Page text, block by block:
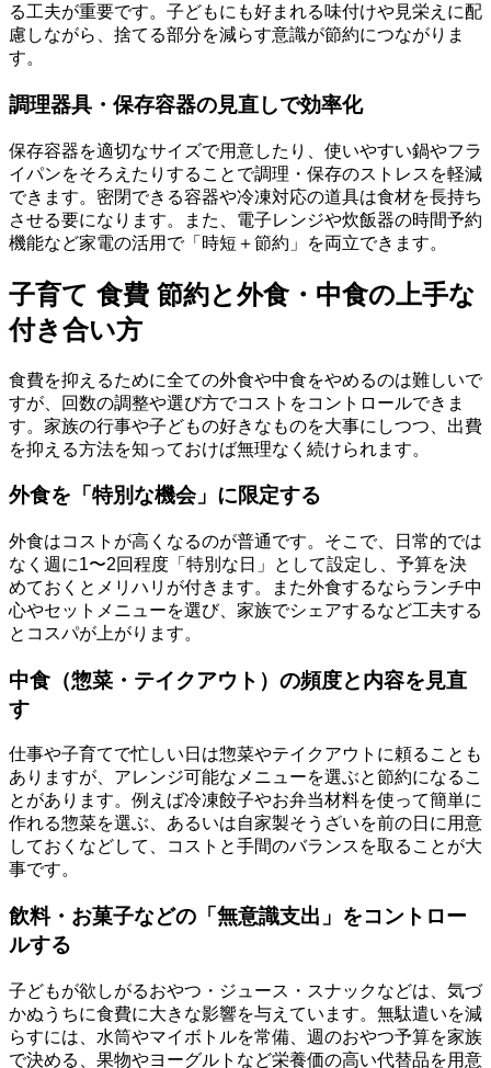
る工夫が重要です。子どもにも好まれる味付けや見栄えに配
慮しながら、捨てる部分を減らす意識が節約につながりま
す。
調理器具・保存容器の見直しで効率化
保存容器を適切なサイズで用意したり、使いやすい鍋やフラ
イパンをそろえたりすることで調理・保存のストレスを軽減
できます。密閉できる容器や冷凍対応の道具は食材を長持ち
させる要になります。また、電子レンジや炊飯器の時間予約
機能など家電の活用で「時短＋節約」を両立できます。
子育て 食費 節約と外食・中食の上手な
付き合い方
食費を抑えるために全ての外食や中食をやめるのは難しいで
すが、回数の調整や選び方でコストをコントロールできま
す。家族の行事や子どもの好きなものを大事にしつつ、出費
を抑える方法を知っておけば無理なく続けられます。
外食を「特別な機会」に限定する
外食はコストが高くなるのが普通です。そこで、日常的では
なく週に1〜2回程度「特別な日」として設定し、予算を決
めておくとメリハリが付きます。また外食するならランチ中
心やセットメニューを選び、家族でシェアするなど工夫する
とコスパが上がります。
中食（惣菜・テイクアウト）の頻度と内容を見直
す
仕事や子育てで忙しい日は惣菜やテイクアウトに頼ることも
ありますが、アレンジ可能なメニューを選ぶと節約になるこ
とがあります。例えば冷凍餃子やお弁当材料を使って簡単に
作れる惣菜を選ぶ、あるいは自家製そうざいを前の日に用意
しておくなどして、コストと手間のバランスを取ることが大
事です。
飲料・お菓子などの「無意識支出」をコントロー
ルする
子どもが欲しがるおやつ・ジュース・スナックなどは、気づ
かぬうちに食費に大きな影響を与えています。無駄遣いを減
らすには、水筒やマイボトルを常備、週のおやつ予算を家族
で決める、果物やヨーグルトなど栄養価の高い代替品を用意